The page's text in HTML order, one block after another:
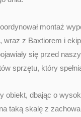
montaż
z Baxtiorem i
się przed
sprzętu, który
obiekt, dbając o
taką skalę z